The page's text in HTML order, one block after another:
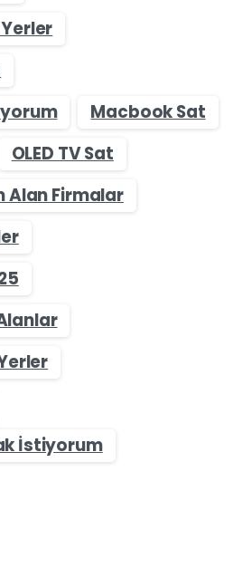
Macbook Sat
OLED TV Sat
Alan Firmalar
İstiyorum